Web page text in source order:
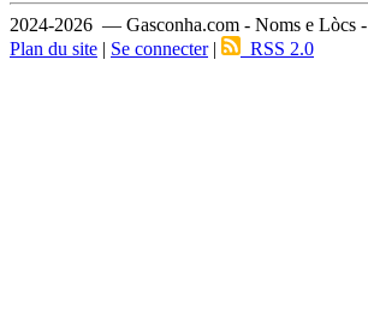
2024-2026 — Gasconha.com - Noms e Lòcs -
Plan du site | Se connecter| RSS 2.0